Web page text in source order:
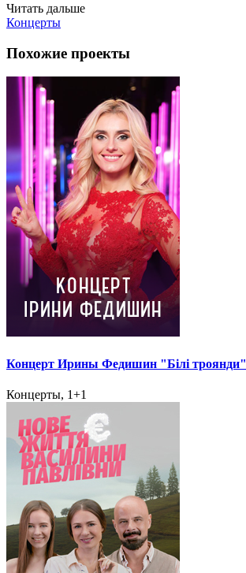
Читать дальше
Концерты
Похожие проекты
Концерт Ирины Федишин "Білі троянди"
Концерты, 1+1